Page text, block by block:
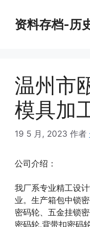
资料存档-历
温州市
模具加
19 5 月, 2023 作者
公司介绍：
我厂系专业精工设
业。生产箱包中锁
密码轮、五金挂锁
密码轮,背带扣密码